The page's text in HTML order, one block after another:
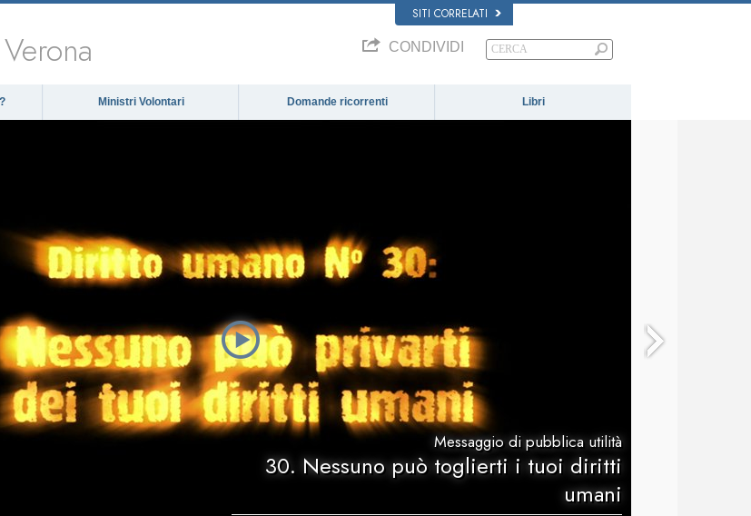
SITI CORRELATI
Verona CONDIVIDI
Ministri Volontari Domande ricorrenti Libri
Messaggio di pubblica utilità
30. Nessuno può toglierti i tuoi diritti
umani